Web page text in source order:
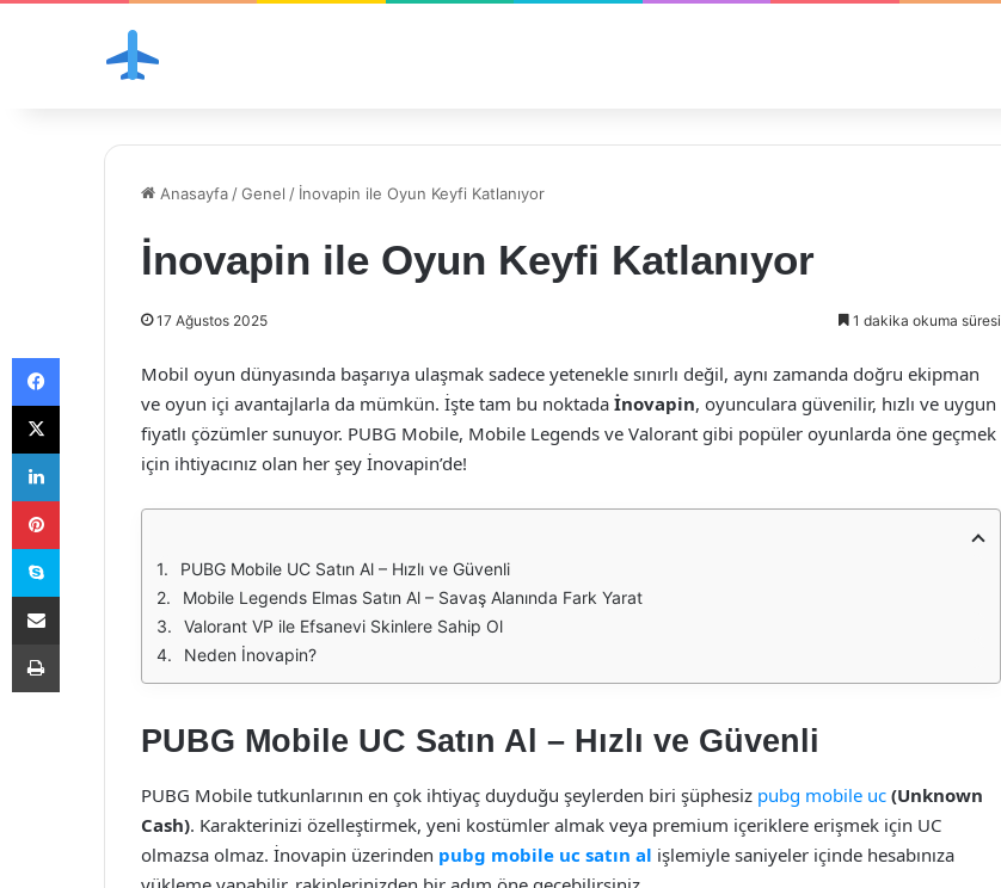
Anasayfa /Genel / İnovapin ile Oyun Keyfi Katlanıyor
İnovapin ile Oyun Keyfi Katlanıyor
17 Ağustos 2025 1 dakika okuma süresi
Mobil oyun dünyasında başarıya ulaşmak sadece yetenekle sınırlı değil, aynı zamanda doğru ekipman
ve oyun içi avantajlarla da mümkün. İşte tam bu noktada İnovapin, oyunculara güvenilir, hızlı ve uygun
fiyatlı çözümler sunuyor. PUBG Mobile, Mobile Legends ve Valorant gibi popüler oyunlarda öne geçmek
için ihtiyacınız olan her şey İnovapin’de!
PUBG Mobile UC Satın Al – Hızlı ve Güvenli
Mobile Legends Elmas Satın Al – Savaş Alanında Fark Yarat
Valorant VP ile Efsanevi Skinlere Sahip Ol
Neden İnovapin?
PUBG Mobile UC Satın Al – Hızlı ve Güvenli
PUBG Mobile tutkunlarının en çok ihtiyaç duyduğu şeylerden biri şüphesiz pubg mobile uc (Unknown
Cash). Karakterinizi özelleştirmek, yeni kostümler almak veya premium içeriklere erişmek için UC
olmazsa olmaz. İnovapin üzerinden pubg mobile uc satın al işlemiyle saniyeler içinde hesabınıza
Facebook
X
LinkedIn
Pinterest
Skype
E-Posta ile paylaş